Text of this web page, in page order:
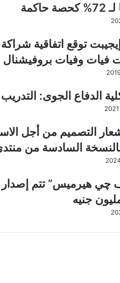
حاكمة
توقع اتفاقية
فيات وفيات بروفيشنال
الدفاع الجوى:
التصميم من أجل
السادسة من
چي هيرميس” تتم